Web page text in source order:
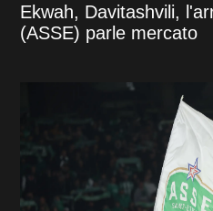
Ekwah, Davitashvili,
(ASSE) parle mercato